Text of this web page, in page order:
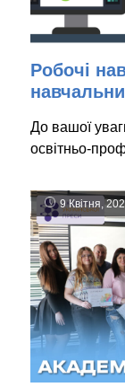
Робочі
До вашої
освітньо-
9 Квітня,